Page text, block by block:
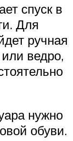
спуск в
Для
ручная
ведро,
нужно
обуви.